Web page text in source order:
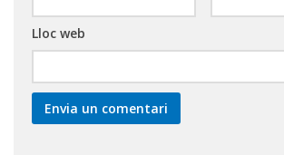
Lloc web